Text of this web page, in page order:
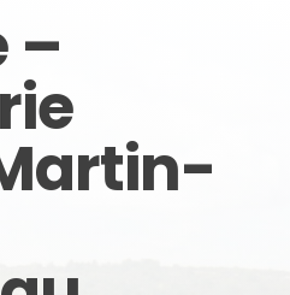
NOUS ?
NOUS
–